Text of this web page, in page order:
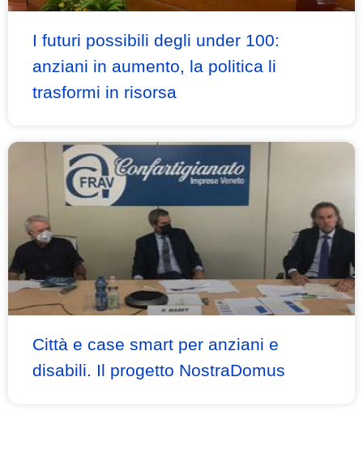
I futuri possibili degli under 100:
anziani in aumento, la politica li
trasformi in risorsa
Città e case smart per anziani e
disabili. Il progetto NostraDomus